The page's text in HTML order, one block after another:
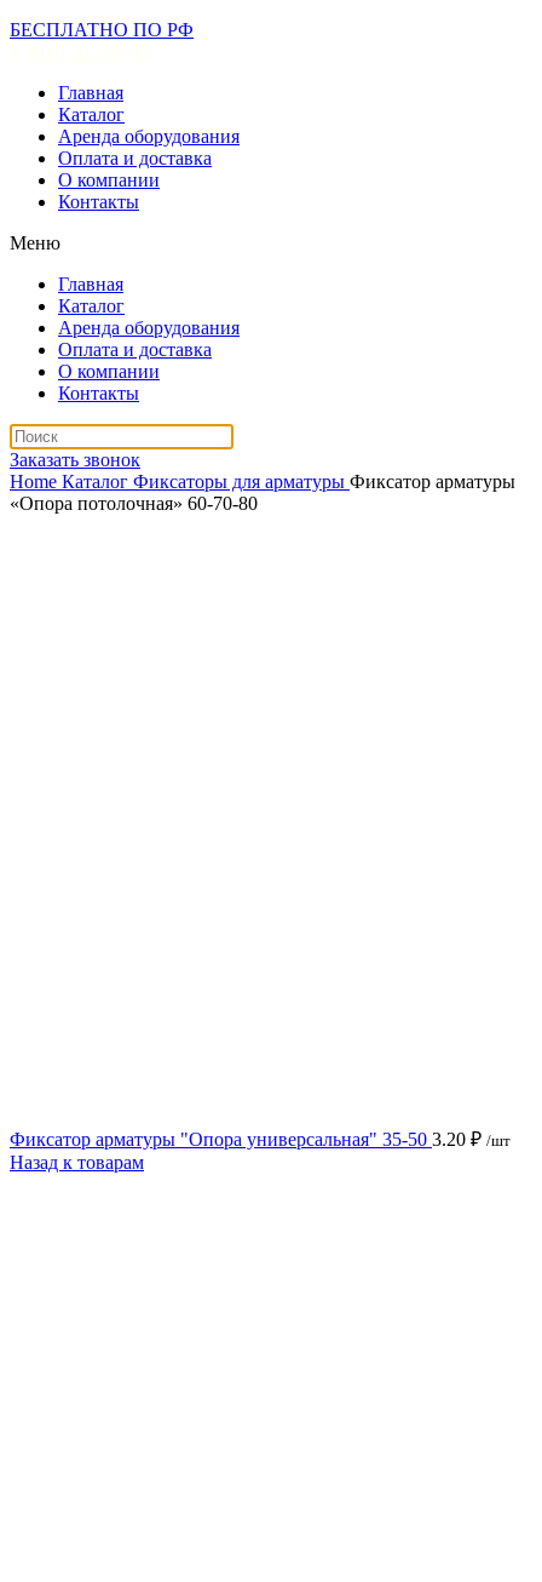
БЕСПЛАТНО ПО РФ
Главная
Каталог
Аренда оборудования
Оплата и доставка
О компании
Контакты
Меню
Главная
Каталог
Аренда оборудования
Оплата и доставка
О компании
Контакты
Заказать звонок
Home Каталог Фиксаторы для арматуры Фиксатор арматуры
«Опора потолочная» 60-70-80
Фиксатор арматуры "Опора универсальная" 35-50 3.20 ₽ /шт
Назад к товарам